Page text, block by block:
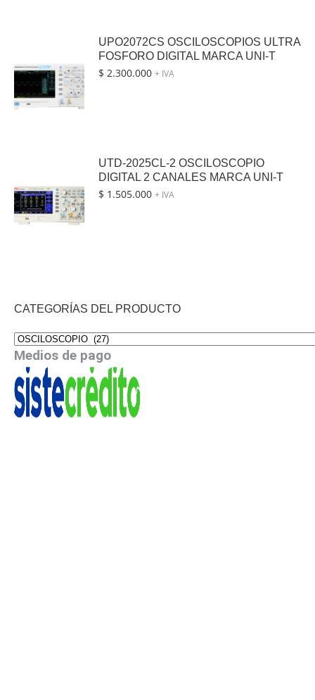
UPO2072CS OSCILOSCOPIOS ULTRA
FOSFORO DIGITAL MARCA UNI-T
$ 2.300.000 + IVA
UTD-2025CL-2 OSCILOSCOPIO
DIGITAL 2 CANALES MARCA UNI-T
$ 1.505.000 + IVA
CATEGORÍAS DEL PRODUCTO
Medios de pago